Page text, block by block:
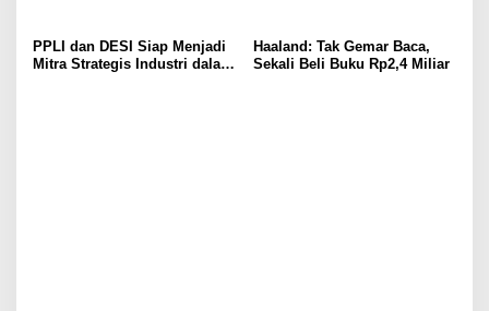
PPLI dan DESI Siap Menjadi
Mitra Strategis Industri dalam
Haaland: Tak Gemar Baca,
Sekali Beli Buku Rp2,4 Miliar